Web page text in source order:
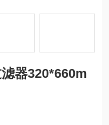
器320*660m